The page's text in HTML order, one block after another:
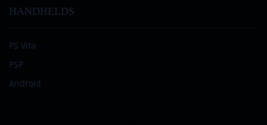
HANDHELDS
PS Vita
PSP
Android